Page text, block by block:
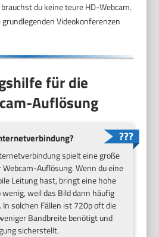
du keine teure HD-Webcam.
Videokonferenzen
für die
Auflösung
spielt eine große
Webcam-Auflösung. Wenn du eine
Leitung hast, bringt eine hohe
weil das Bild dann häufig
solchen Fällen ist 720p oft die
Bandbreite benötigt und
sicherstellt.